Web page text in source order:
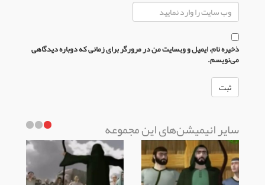
ذخیره نام، ایمیل و وبسایت من در مرورگر برای زمانی که دوباره دیدگاهی
می‌نویسم.
سایر انیمیشن‌های این مجموعه